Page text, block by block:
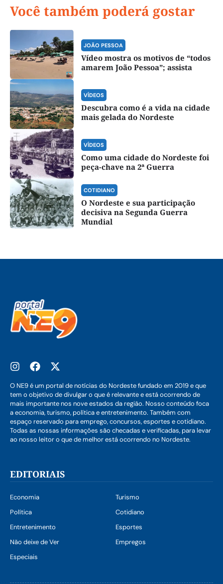
Você também poderá gostar
JOÃO PESSOA
Vídeo mostra os motivos de “todos
amarem João Pessoa”; assista
VÍDEOS
Descubra como é a vida na cidade
mais gelada do Nordeste
VÍDEOS
Como uma cidade do Nordeste foi
peça-chave na 2ª Guerra
COTIDIANO
O Nordeste e sua participação
decisiva na Segunda Guerra
Mundial
O NE9 é um portal de notícias do Nordeste fundado em 2019 e que
tem o objetivo de divulgar o que é relevante e está ocorrendo de
mais importante nos nove estados da região. Nosso conteúdo foca
a economia, turismo, política e entretenimento. Também com
espaço reservado para emprego, concursos, esportes e cotidiano.
Todas as nossas informações são checadas e verificadas, para levar
ao nosso leitor o que de melhor está ocorrendo no Nordeste.
EDITORIAIS
Economia
Turismo
Política
Cotidiano
Entretenimento
Esportes
Não deixe de Ver
Empregos
Especiais